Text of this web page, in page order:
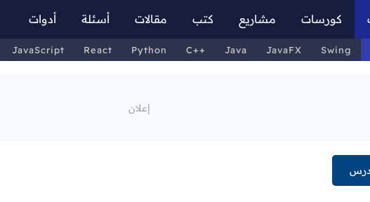
كورسات مشاريع كتب مقالات أسئلة أدوات
JavaScript React Python C++ Java JavaFX Swing